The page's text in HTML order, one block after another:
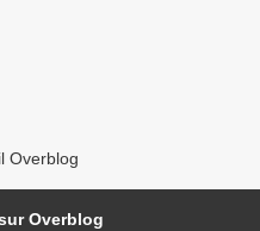
Overblog
Overblog